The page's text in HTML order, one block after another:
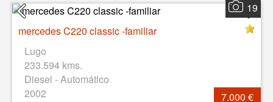
19
mercedes C220 classic -familiar
Lugo
233.594 kms.
Diesel - Automático
2002
7.000 €